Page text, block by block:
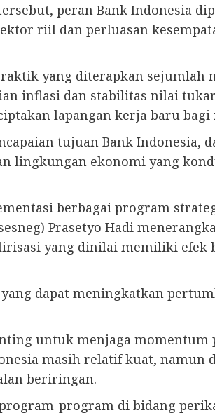
peran Bank Indonesia
riil dan perluasan
yang diterapkan sejumlah
inflasi dan stabilitas nilai
lapangan kerja baru bagi
tujuan Bank Indonesia,
lingkungan ekonomi yang
berbagai program
Prasetyo Hadi
yang dinilai memiliki efek
dapat meningkatkan
untuk menjaga
masih relatif kuat, namun
beriringan.
program di bidang